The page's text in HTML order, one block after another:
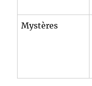
Mystères